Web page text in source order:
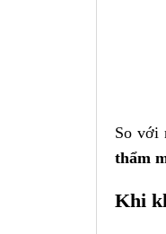
So với
thẩm
Khi